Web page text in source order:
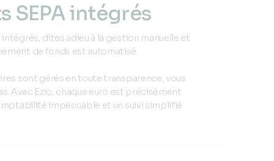
SEPA intégrés
dites adieu à la gestion manuelle et
de fonds est automatisé.
sont gérés en toute transparence, vous
Avec Ezio, chaque euro est précisément
impeccable et un suivi simplifié